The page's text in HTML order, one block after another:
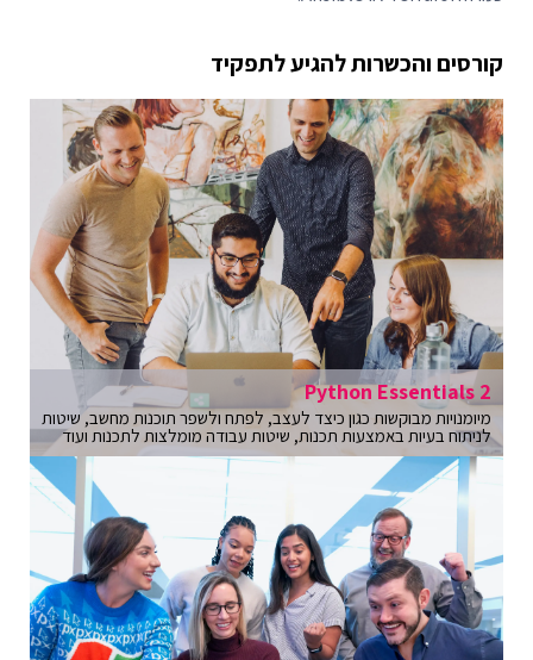
קורסים והכשרות להגיע לתפקיד
Python Essentials 2
מיומנויות מבוקשות כגון כיצד לעצב, לפתח ולשפר תוכנות מחשב, שיטות
לניתוח בעיות באמצעות תכנות, שיטות עבודה מומלצות לתכנות ועוד